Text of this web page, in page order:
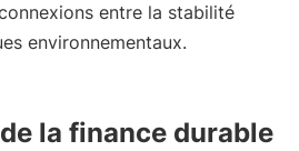
entre la stabilité
environnementaux.
la finance durable